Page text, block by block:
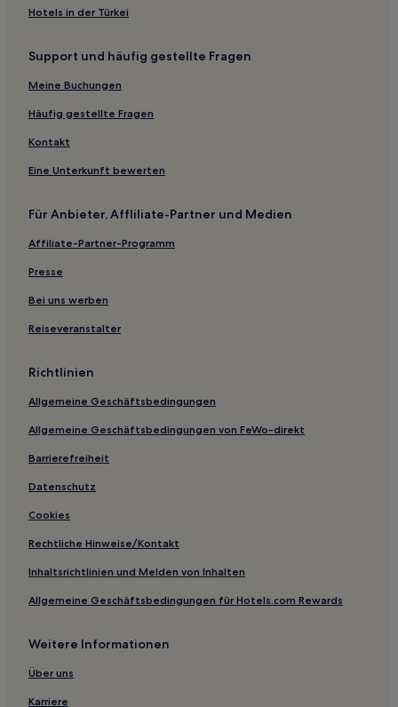
Hotels nahe Heinekenplein
Hotels nahe Haltestelle Boelelaan/Vrije Universiteit
Weesperzijde: Hotels
Hotels nahe Haltestelle Amsteldijk
Hotels nahe Straßenbahnhaltestelle De Boelelaan-VU
Hotels nahe American Hotel Amsterdam
Huygensstraat
Amsterdam Hotels
Hotels nahe Scheepvaarthuis
Hotels in der Türkei
Support und häufig gestellte Fragen
Meine Buchungen
Häufig gestellte Fragen
Kontakt
Eine Unterkunft bewerten
Für Anbieter, Affliliate-Partner und Medien
Affiliate-Partner-Programm
Presse
Bei uns werben
Reiseveranstalter
Richtlinien
Allgemeine Geschäftsbedingungen
Allgemeine Geschäftsbedingungen von FeWo-direkt
Barrierefreiheit
Datenschutz
Cookies
Rechtliche Hinweise/Kontakt
Inhaltsrichtlinien und Melden von Inhalten
Allgemeine Geschäftsbedingungen für Hotels.com Rewards
Weitere Informationen
Über uns
Karriere